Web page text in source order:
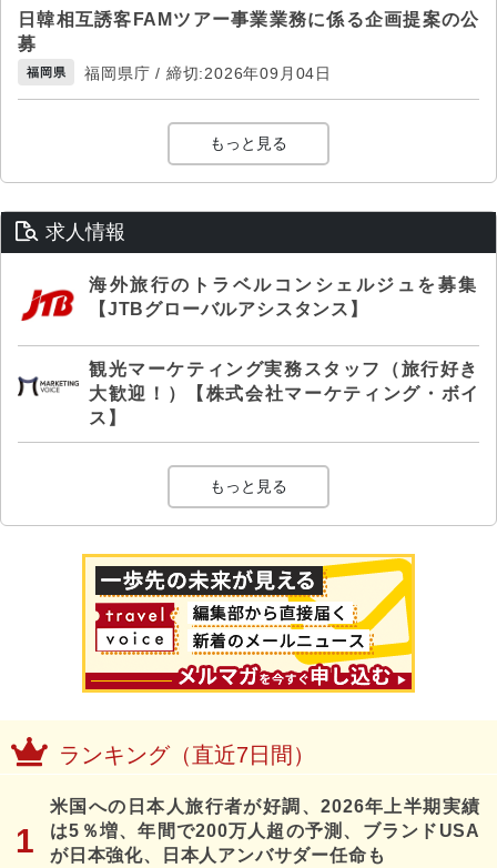
日韓相互誘客FAMツアー事業業務に係る企画提案の公
募
福岡県 福岡県庁 / 締切:2026年09月04日
もっと見る
求人情報
海外旅行のトラベルコンシェルジュを募集
【JTBグローバルアシスタンス】
観光マーケティング実務スタッフ（旅行好き
大歓迎！）【株式会社マーケティング・ボイ
ス】
もっと見る
ランキング（直近7日間）
米国への日本人旅行者が好調、2026年上半期実績
は5％増、年間で200万人超の予測、ブランドUSA
が日本強化、日本人アンバサダー任命も